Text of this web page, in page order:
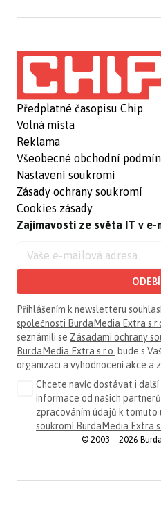
Předplatné časopisu Chip
Volná místa
Reklama
Všeobecné obchodní
Nastavení soukromí
Zásady ochrany soukromí
Cookies zásady
Zajímavosti ze světa IT v e-
Přihlášením k newsletteru
společnosti BurdaMedia Extra
seznámili se Zásadami ochrany
BurdaMedia Extra s.r.o. bude s
organizaci a vyhodnocení akce a
Chcete navíc dostávat i
informace od našich
zpracováním údajů k tomuto
soukromí BurdaMedia Extra
© 2003—2026